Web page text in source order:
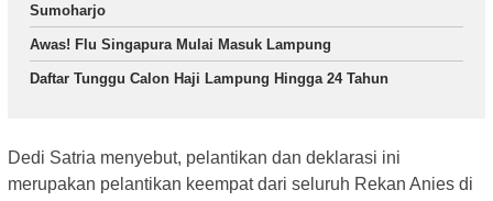
Sumoharjo
Awas! Flu Singapura Mulai Masuk Lampung
Daftar Tunggu Calon Haji Lampung Hingga 24 Tahun
Dedi Satria menyebut, pelantikan dan deklarasi ini
merupakan pelantikan keempat dari seluruh Rekan Anies di